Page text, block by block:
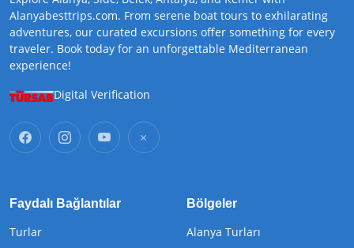
Alanyabesttrips.com. From serene boat tours to exhilarating
adventures, our curated excursions offer something for every
traveler. Book today for an unforgettable Mediterranean
experience!
Digital Verification
Faydalı Bağlantılar
Turlar
Bölgeler
Alanya Turları